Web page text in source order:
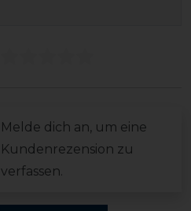
Melde dich an, um eine
Kundenrezension zu
verfassen.